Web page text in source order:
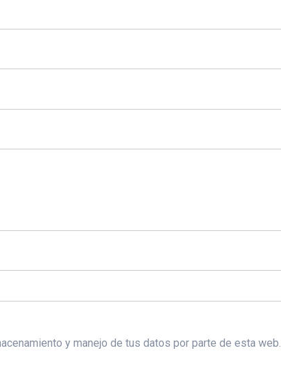
y manejo de tus datos por parte de esta web.